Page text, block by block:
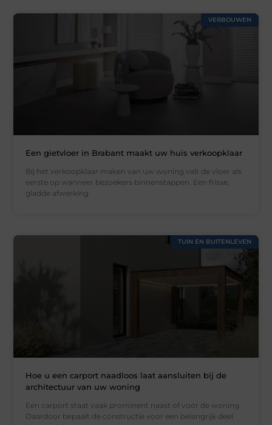
VERBOUWEN
Een gietvloer in Brabant maakt uw huis verkoopklaar
Bij het verkoopklaar maken van uw woning valt de vloer als
eerste op wanneer bezoekers binnenstappen. Een frisse,
gladde afwerking
TUIN EN BUITENLEVEN
Hoe u een carport naadloos laat aansluiten bij de
architectuur van uw woning
Een carport staat vaak prominent naast of voor de woning.
Daardoor bepaalt de constructie voor een belangrijk deel